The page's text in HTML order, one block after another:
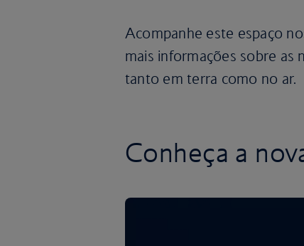
Acompanhe este espaço
mais informações sobre as
tanto em terra como no ar.
Conheça a